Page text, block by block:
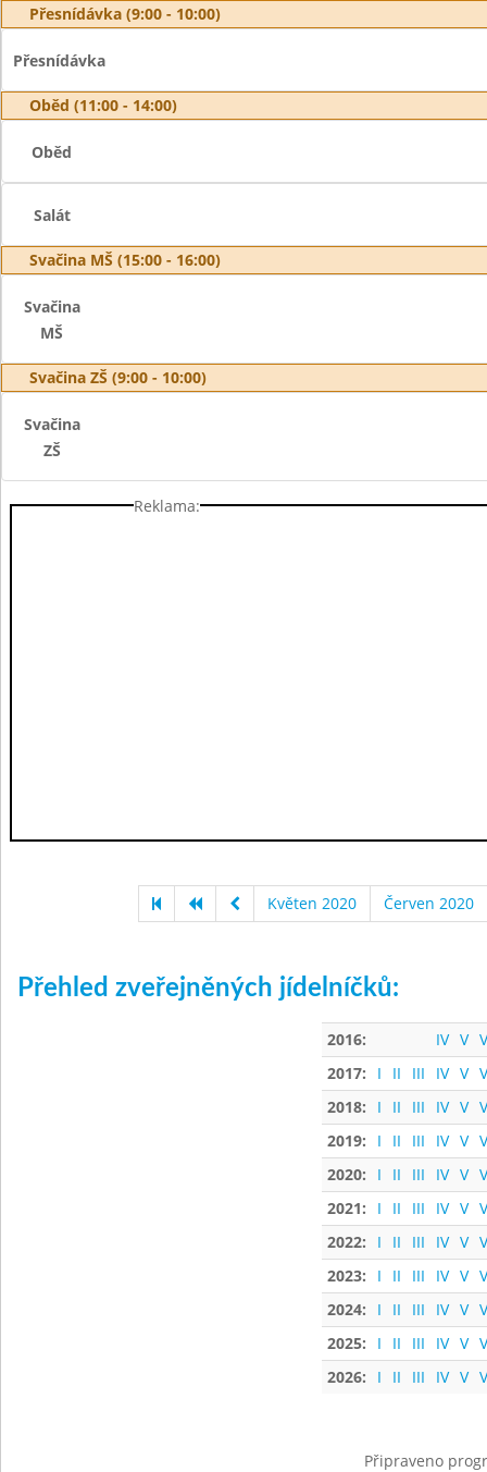
Přesnídávka (9:00 - 10:00)
Přesnídávka
Oběd (11:00 - 14:00)
Oběd
Salát
Svačina MŠ (15:00 - 16:00)
Svačina
MŠ
Svačina ZŠ (9:00 - 10:00)
Svačina
ZŠ
Reklama:
Květen 2020 Červen 2020
Přehled zveřejněných jídelníčků:
2016: IV V
2017:
I II III IV V
2018:
I II III IV V
2019:
I II III IV V
2020:
I II III IV V
2021:
I II III IV V
2022:
I II III IV V
2023:
I II III IV V
2024:
I II III IV V
2025:
I II III IV V
2026:
I II III IV V
Připraveno